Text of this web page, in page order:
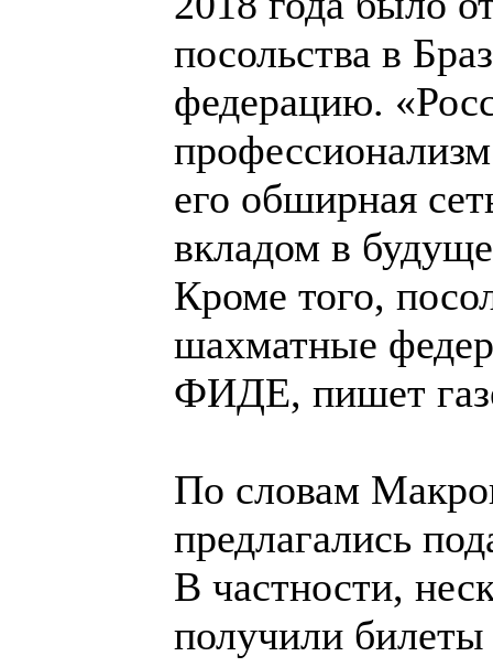
посольства в
федерацию.
его обширная
вкладом в
Кроме того,
шахматные
ФИДЕ, пишет
По словам
предлагались
В частности,
получили